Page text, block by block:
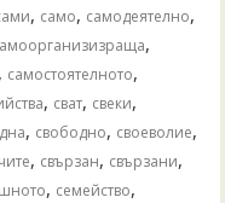
, само, самодеятелно,
,
, самостоятелното,
, сват, свеки,
, свободно, своеволие,
, свързан, свързани,
, семейство,